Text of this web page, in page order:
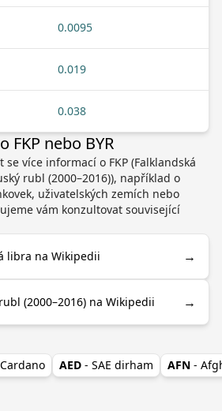
0.0095
0.019
0.038
FKP nebo BYR
více informací o FKP (Falklandská
rubl (2000–2016)), například o
uživatelských zemích nebo
vám konzultovat související
libra na Wikipedii →
(2000–2016) na Wikipedii →
AED - SAE dirham AFN -